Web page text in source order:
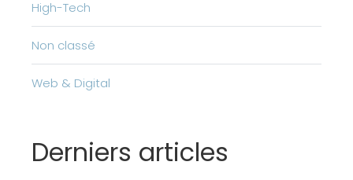
High-Tech
Non classé
Web & Digital
Derniers articles